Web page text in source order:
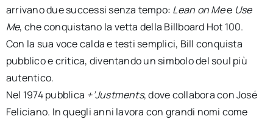
arrivano due successi senza tempo: Lean on Mee Use
Me, che conquistano la vetta della Billboard Hot 100.
Con la sua voce calda e testi semplici, Bill conquista
pubblico e critica, diventando un simbolo del soul più
autentico.
Nel 1974 pubblica +’Justments, dove collabora con José
Feliciano. In quegli anni lavora con grandi nomi come